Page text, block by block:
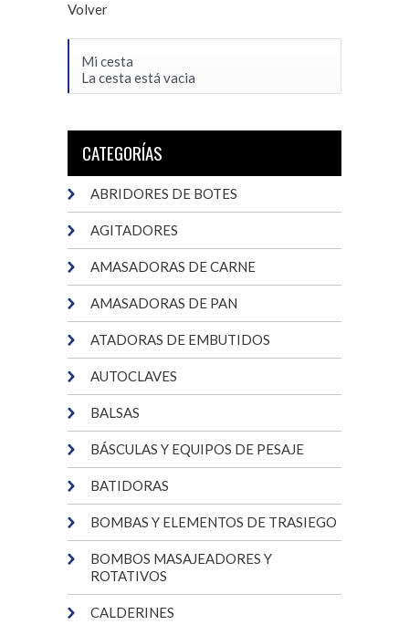
Volver
Mi cesta
La cesta está vacia
CATEGORÍAS
ABRIDORES DE BOTES
AGITADORES
AMASADORAS DE CARNE
AMASADORAS DE PAN
ATADORAS DE EMBUTIDOS
AUTOCLAVES
BALSAS
BÁSCULAS Y EQUIPOS DE PESAJE
BATIDORAS
BOMBAS Y ELEMENTOS DE TRASIEGO
BOMBOS MASAJEADORES Y
ROTATIVOS
CALDERINES